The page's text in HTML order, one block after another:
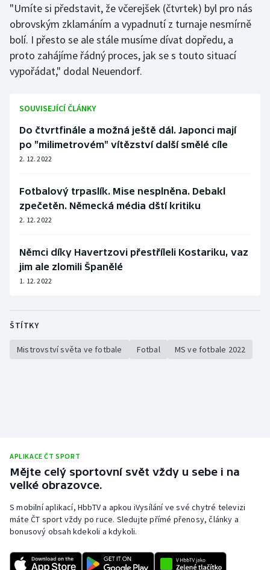
Volejbal
Ostatní
"Umíte si představit, že včerejšek (čtvrtek) byl pro nás
obrovským zklamáním a vypadnutí z turnaje nesmírně
bolí. I přesto se ale stále musíme dívat dopředu, a
proto zahájíme řádný proces, jak se s touto situací
vypořádat," dodal Neuendorf.
SOUVISEJÍCÍ ČLÁNKY
Do čtvrtfinále a možná ještě dál. Japonci mají
po "milimetrovém" vítězství další smělé cíle
2. 12. 2022
Fotbalový trpaslík. Mise nesplněna. Debakl
zpečetěn. Německá média dští kritiku
2. 12. 2022
Němci díky Havertzovi přestříleli Kostariku, vaz
jim ale zlomili Španělé
1. 12. 2022
ŠTÍTKY
Mistrovství světa ve fotbale Fotbal MS ve fotbale 2022
APLIKACE ČT SPORT
Mějte celý sportovní svět vždy u sebe i na
velké obrazovce.
S mobilní aplikací, HbbTV a apkou iVysílání ve své chytré televizi
máte ČT sport vždy po ruce. Sledujte přímé přenosy, články a
bonusový obsah kdekoli a kdykoli.